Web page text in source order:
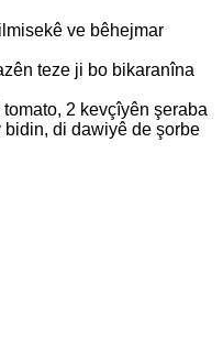
ve bêhejmar
teze ji bo bikaranîna
2 kevçîyên şeraba
bidin, di dawiyê de şorbe